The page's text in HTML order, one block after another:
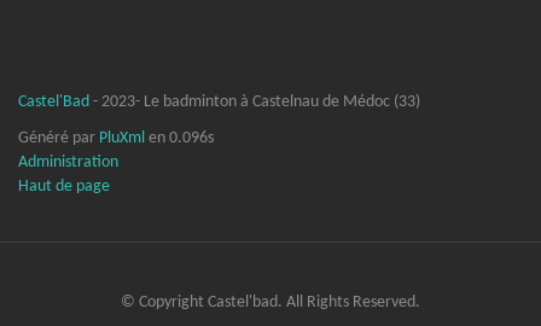
Castel'Bad - 2023- Le badminton à Castelnau de Médoc (33)
Généré par PluXml en 0.096s
Administration
Haut de page
© Copyright Castel'bad. All Rights Reserved.